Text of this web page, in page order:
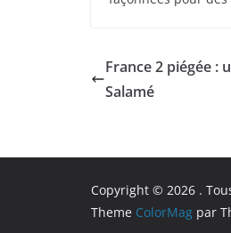
France 2 piégée :
Salamé
Copyright © 2026 .
Theme ColorMag par